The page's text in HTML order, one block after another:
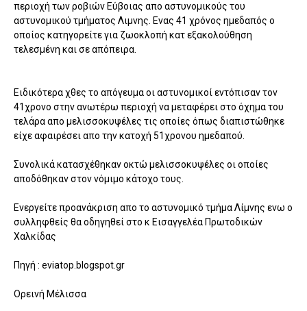
περιοχή των ροβιών Εύβοιας απο αστυνομικούς του
αστυνομικού τμήματος Λιμνης. Ενας 41 χρόνος ημεδαπός ο
οποίος κατηγορείτε για ζωοκλοπή κατ εξακολούθηση
τελεσμένη και σε απόπειρα.
Ειδικότερα χθες το απόγευμα οι αστυνομικοί εντόπισαν τον
41χρονο στην ανωτέρω περιοχή να μεταφέρει στο όχημα του
τελάρα απο μελισσοκυψέλες τις οποίες όπως διαπιστώθηκε
είχε αφαιρέσει απο την κατοχή 51χρονου ημεδαπού.
Συνολικά κατασχέθηκαν οκτώ μελισσοκυψέλες οι οποίες
αποδόθηκαν στον νόμιμο κάτοχο τους.
Ενεργείτε προανάκριση απο το αστυνομικό τμήμα Λίμνης ενω ο
συλληφθείς θα οδηγηθεί στο κ Εισαγγελέα Πρωτοδικών
Χαλκίδας
Πηγή : eviatop.blogspot.gr
Ορεινή Μέλισσα